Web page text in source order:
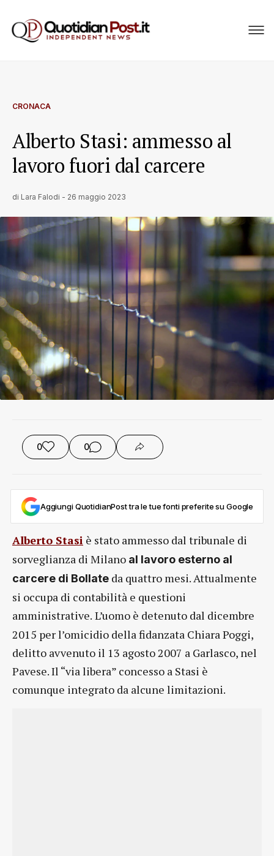
CRONACA
Alberto Stasi: ammesso al
lavoro fuori dal carcere
di Lara Falodi - 26 maggio 2023
0 0
Aggiungi QuotidianPost tra le tue fonti preferite su Google
Alberto Stasi è stato ammesso dal tribunale di
sorveglianza di Milano al lavoro esterno al
carcere di Bollate da quattro mesi. Attualmente
si occupa di contabilità e questioni
amministrative. L’uomo è detenuto dal dicembre
2015 per l’omicidio della fidanzata Chiara Poggi,
delitto avvenuto il 13 agosto 2007 a Garlasco, nel
Pavese. Il “via libera” concesso a Stasi è
comunque integrato da alcune limitazioni.